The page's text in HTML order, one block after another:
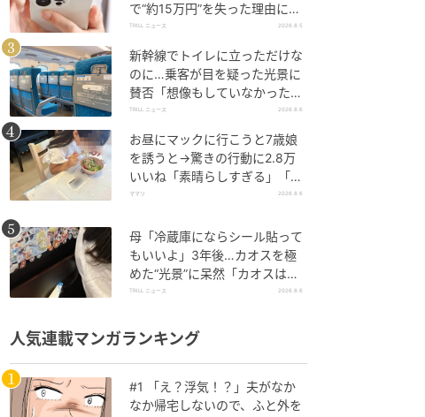
で“約15万円”を失った理由に
「膝から崩れ落ちました」
TRILL ニュース 2026.8.5
新幹線でトイレに立っただけな
のに…乗客が目を疑った光景に
賛否「想像もしていなかった」
「仕方ない」
TRILL ニュース 2026.8.6
お昼にマックに行こうと7歳娘
を誘うと→驚きの行動に2.8万
いいね「素晴らしすぎる」「か
わいすぎる健康ハック」
ママリ 2026.8.6
母「冷蔵庫にならシール貼って
もいいよ」3年後…カオスを極
めた“光景”に呆然「カオスは更
新され続ける…」
TRILL ニュース 2026.8.6
人気連載マンガランキング
#1 「え？浮気！？」夫がなか
なか帰宅しないので、ふと外を